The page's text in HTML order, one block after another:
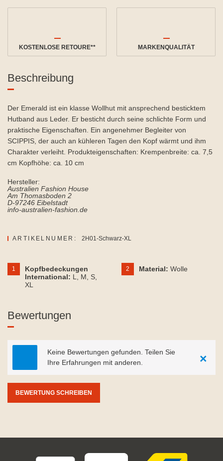
KOSTENLOSE RETOURE** MARKENQUALITÄT
Beschreibung
Der Emerald ist ein klasse Wollhut mit ansprechend besticktem
Hutband aus Leder. Er besticht durch seine schlichte Form und
praktische Eigenschaften. Ein angenehmer Begleiter von
SCIPPIS, der auch an kühleren Tagen den Kopf wärmt und ihm
Charakter verleiht. Produkteigenschaften: Krempenbreite: ca. 7,5
cm Kopfhöhe: ca. 10 cm
Hersteller:
Australien Fashion House
Am Thomasboden 2
D-97246 Eibelstadt
info-australien-fashion.de
ARTIKELNUMER: 2H01-Schwarz-XL
1
Kopfbedeckungen
International: L , M , S
XL
2 Material: Wolle
Bewertungen
Keine Bewertungen gefunden. Teilen Sie
Ihre Erfahrungen mit anderen.
×
BEWERTUNG SCHREIBEN